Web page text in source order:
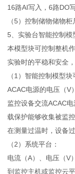
16路AI写入，6路DO
（5）控制储物储物
5、实验台智能控制模
本模型块可控制整机
实验时的平稳和安全
（1）智能控制模型
ACAC电源的电压（V
监控设备交流ACAC
载保护能够收集被监
在测量过温时，设备过
（2）系统平台：
电流（A）、电压（V
到监控主机或监控云